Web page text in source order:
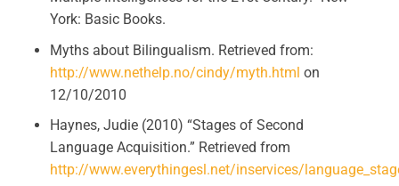
York: Basic Books.
Myths about Bilingualism. Retrieved from:
http://www.nethelp.no/cindy/myth.html on
12/10/2010
Haynes, Judie (2010) “Stages of Second
Language Acquisition.” Retrieved from
http://www.everythingesl.net/inservices/